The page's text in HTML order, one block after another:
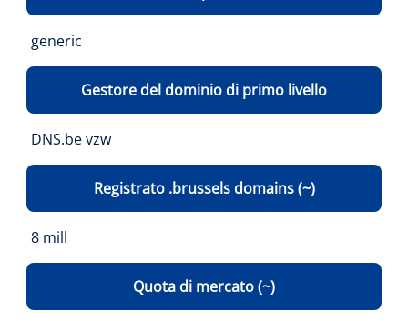
generic
Gestore del dominio di primo livello
DNS.be vzw
Registrato .brussels domains (~)
8 mill
Quota di mercato (~)